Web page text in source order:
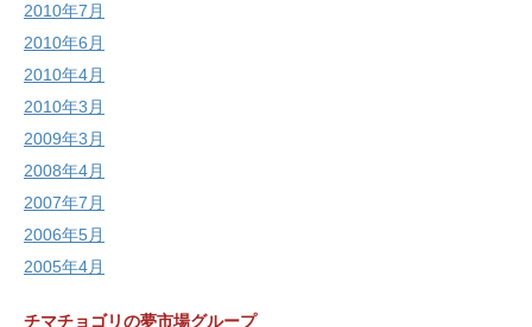
2010年7月
2010年6月
2010年4月
2010年3月
2009年3月
2008年4月
2007年7月
2006年5月
2005年4月
チマチョゴリの夢市場グループ